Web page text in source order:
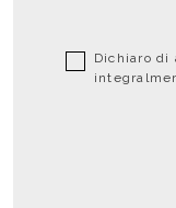
Dichiaro di